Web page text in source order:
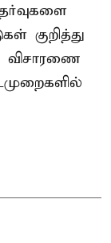
குறித்து
விசாரணை